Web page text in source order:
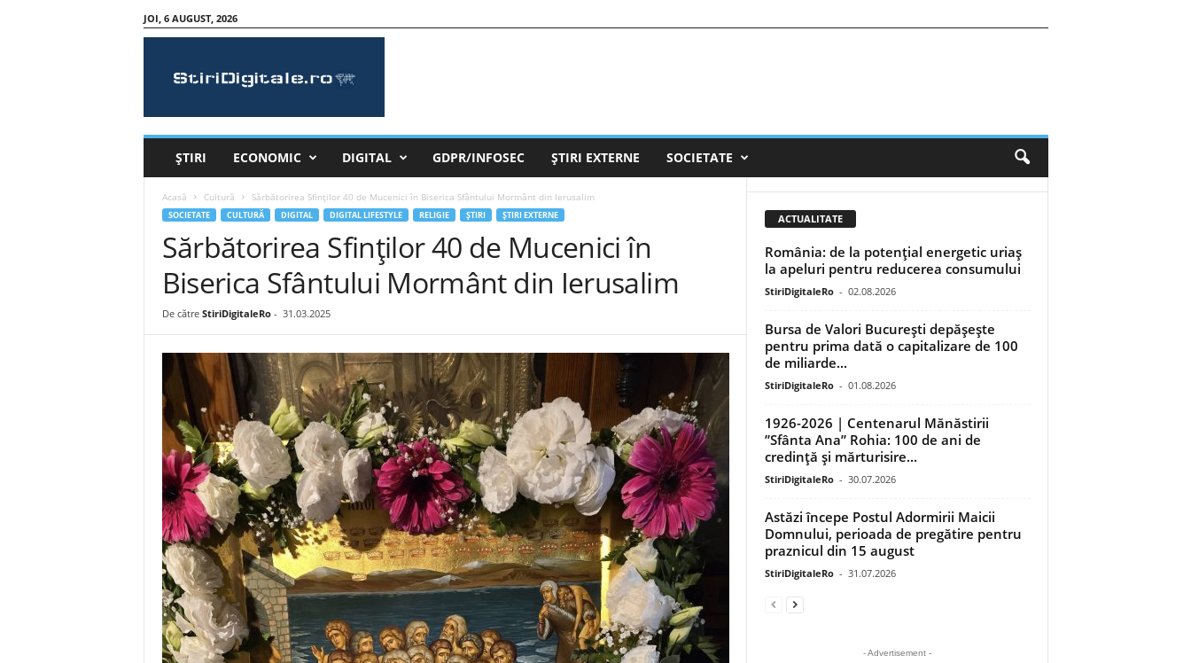
JOI, 6 AUGUST, 2026
S
ȘTIRI ECONOMIC DIGITAL GDPR/INFOSEC ȘTIRI EXTERNE SOCIETATE
Acasă Cultură Sărbătorirea Sfinților 40 de Mucenici în Biserica Sfântului Mormânt din Ierusalim
SOCIETATE CULTURĂ DIGITAL DIGITAL LIFESTYLE RELIGIE ȘTIRI ȘTIRI EXTERNE
Sărbătorirea Sfinților 40 de Mucenici în
Biserica Sfântului Mormânt din Ierusalim
De către StiriDigitaleRo- 31.03.2025
ACTUALITATE
România: de la potențial energetic uriaș
la apeluri pentru reducerea consumului
StiriDigitaleRo - 02.08.2026
Bursa de Valori București depășește
pentru prima dată o capitalizare de 100
de miliarde...
StiriDigitaleRo - 01.08.2026
1926-2026 | Centenarul Mănăstirii
”Sfânta Ana” Rohia: 100 de ani de
credință și mărturisire...
StiriDigitaleRo - 30.07.2026
Astăzi începe Postul Adormirii Maicii
Domnului, perioada de pregătire pentru
praznicul din 15 august
StiriDigitaleRo - 31.07.2026
- Advertisement -